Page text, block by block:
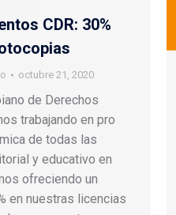
CDR: 30%
octubre 21, 2020
de Derechos
trabajando en pro
de todas las
y educativo en
ofreciendo un
en nuestras licencias